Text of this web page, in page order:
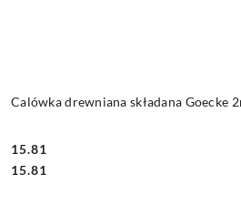
Calówka drewniana składana Goecke
Cena:
15.81
Cena:
15.81